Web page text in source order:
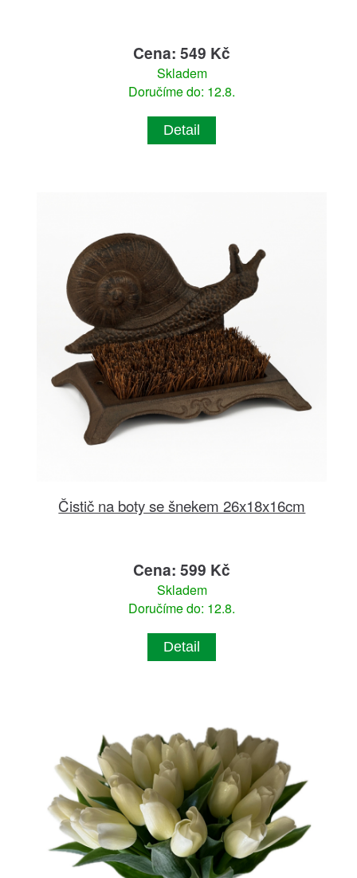
Cena: 549 Kč
Skladem
Doručíme do: 12.8.
Detail
Čistič na boty se šnekem 26x18x16cm
Cena: 599 Kč
Skladem
Doručíme do: 12.8.
Detail